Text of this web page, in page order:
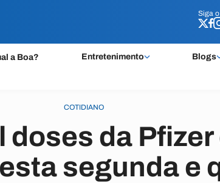
Siga o
a Boa? Entretenimento Blogs
Siga o
COTIDIANO
doses da
segunda e